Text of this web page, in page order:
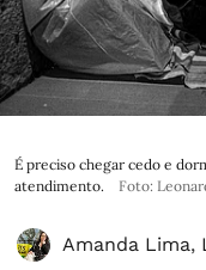
É preciso chegar cedo e
atendimento.
Foto:
Amanda Lima,